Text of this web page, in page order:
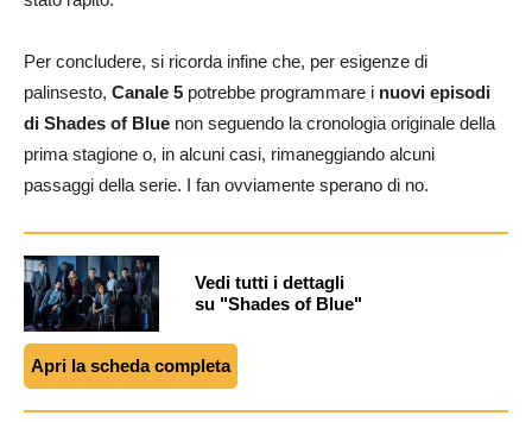
Per concludere, si ricorda infine che, per esigenze di
palinsesto, Canale 5 potrebbe programmare i nuovi episodi
di Shades of Blue non seguendo la cronologia originale della
prima stagione o, in alcuni casi, rimaneggiando alcuni
passaggi della serie. I fan ovviamente sperano di no.
Vedi tutti i dettagli
su "Shades of Blue"
Apri la scheda completa